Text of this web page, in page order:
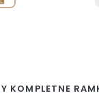
KOMPLETNE